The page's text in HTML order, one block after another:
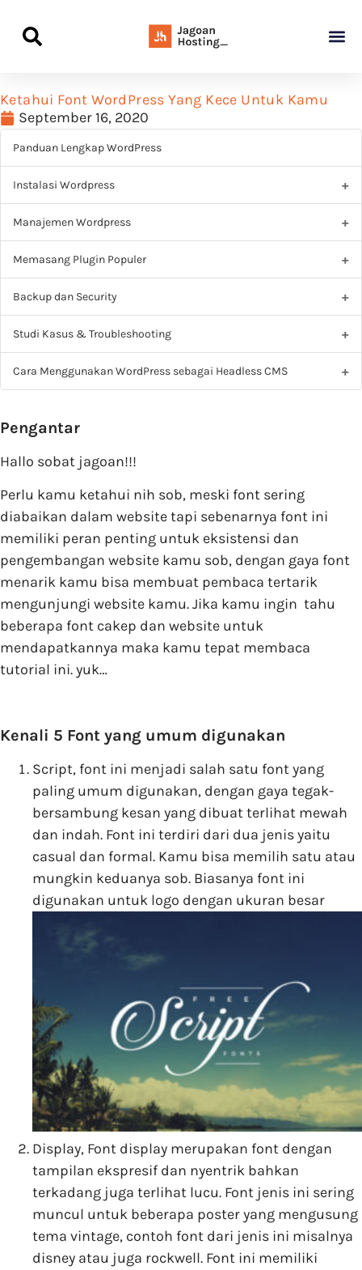
Ketahui Font WordPress Yang Kece Untuk Kamu
September 16, 2020
Panduan Lengkap WordPress
Instalasi Wordpress
Manajemen Wordpress
Memasang Plugin Populer
Backup dan Security
Studi Kasus & Troubleshooting
Cara Menggunakan WordPress sebagai Headless CMS
Pengantar
Hallo sobat jagoan!!!
Perlu kamu ketahui nih sob, meski font sering
diabaikan dalam website tapi sebenarnya font ini
memiliki peran penting untuk eksistensi dan
pengembangan website kamu sob, dengan gaya font
menarik kamu bisa membuat pembaca tertarik
mengunjungi website kamu. Jika kamu ingin tahu
beberapa font cakep dan website untuk
mendapatkannya maka kamu tepat membaca
tutorial ini. yuk…
Kenali 5 Font yang umum digunakan
Script, font ini menjadi salah satu font yang
paling umum digunakan, dengan gaya tegak-
bersambung kesan yang dibuat terlihat mewah
dan indah. Font ini terdiri dari dua jenis yaitu
casual dan formal. Kamu bisa memilih satu atau
mungkin keduanya sob. Biasanya font ini
digunakan untuk logo dengan ukuran besar
Display, Font display merupakan font dengan
tampilan ekspresif dan nyentrik bahkan
terkadang juga terlihat lucu. Font jenis ini sering
muncul untuk beberapa poster yang mengusung
tema vintage, contoh font dari jenis ini misalnya
disney atau juga rockwell. Font ini memiliki